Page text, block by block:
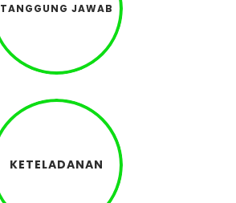
TANGGUNG JAWAB
KETELADANAN